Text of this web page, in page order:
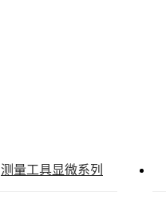
测量工具显微系列